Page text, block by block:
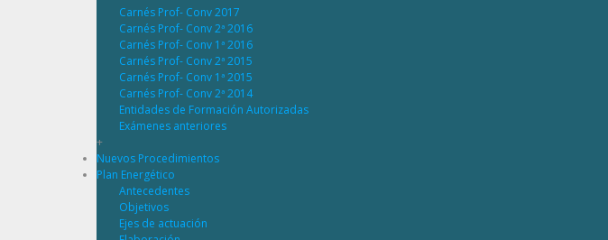
Carnés Prof- Conv 2017
Carnés Prof- Conv 2ª 2016
Carnés Prof- Conv 1ª 2016
Carnés Prof- Conv 2ª 2015
Carnés Prof- Conv 1ª 2015
Carnés Prof- Conv 2ª 2014
Entidades de Formación Autorizadas
Exámenes anteriores
+
Nuevos Procedimientos
Plan Energético
Antecedentes
Objetivos
Ejes de actuación